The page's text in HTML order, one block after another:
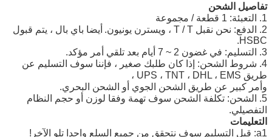
تفاصيل الشحن
1. التعبئة: 1 قطعة / مجموعة
2. الدفع: نحن نقبل T / T ، ويسترن يونيون.
أيضا باي بال ، يتم قبول
HSBC.
3. التسليم: في غضون 2 ~ 7 أيام بعد تلقي أمر مؤكد.
4. شروط الشحن: إذا كان طلبك صغير ، فإننا سوف التسليم عن
طريق UPS ، TNT ، DHL ، EMS ،
وأمر كبير عن طريق الشحن الجوي أو الشحن البحري.
5. الشحن: تكلفة الشحن سوف تهمة وفقا لوزن أو حجم النظام
التفصيلي.
التعليمات
a1: قبل التسليم سوف نتحقق من جميع السلع واحدا تلو الآخر!